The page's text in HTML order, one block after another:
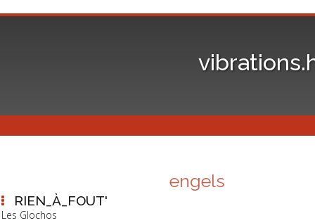
RIEN_À_FOUT'
Les Glochos
engels